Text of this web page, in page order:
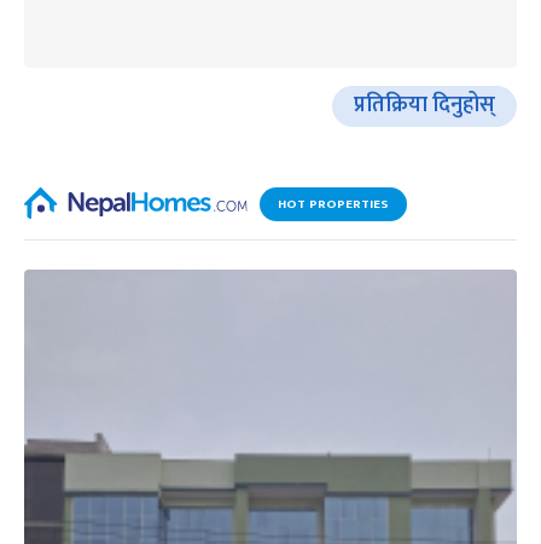
प्रतिक्रिया दिनुहोस्
HOT PROPERTIES